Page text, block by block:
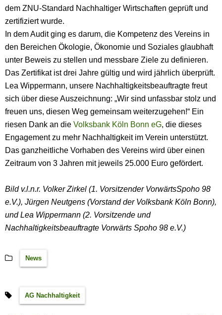
dem ZNU-Standard Nachhaltiger Wirtschaften geprüft und
zertifiziert wurde.
In dem Audit ging es darum, die Kompetenz des Vereins in
den Bereichen Ökologie, Ökonomie und Soziales glaubhaft
unter Beweis zu stellen und messbare Ziele zu definieren.
Das Zertifikat ist drei Jahre gültig und wird jährlich überprüft.
Lea Wippermann, unsere Nachhaltigkeitsbeauftragte freut
sich über diese Auszeichnung: „Wir sind unfassbar stolz und
freuen uns, diesen Weg gemeinsam weiterzugehen!“ Ein
riesen Dank an die Volksbank Köln Bonn eG, die dieses
Engagement zu mehr Nachhaltigkeit im Verein unterstützt.
Das ganzheitliche Vorhaben des Vereins wird über einen
Zeitraum von 3 Jahren mit jeweils 25.000 Euro gefördert.
Bild v.l.n.r. Volker Zirkel (1. Vorsitzender VorwärtsSpoho 98
e.V.), Jürgen Neutgens (Vorstand der Volksbank Köln Bonn),
und Lea Wippermann (2. Vorsitzende und
Nachhaltigkeitsbeauftragte Vorwärts Spoho 98 e.V.)
News
AG Nachhaltigkeit